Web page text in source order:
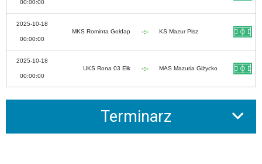
00:00:00
2025-10-18
00:00:00
MKS Rominta Gołdap -:- KS Mazur Pisz
2025-10-18
00:00:00
UKS Rona 03 Ełk -:- MAS Mazuria Giżycko
Terminarz